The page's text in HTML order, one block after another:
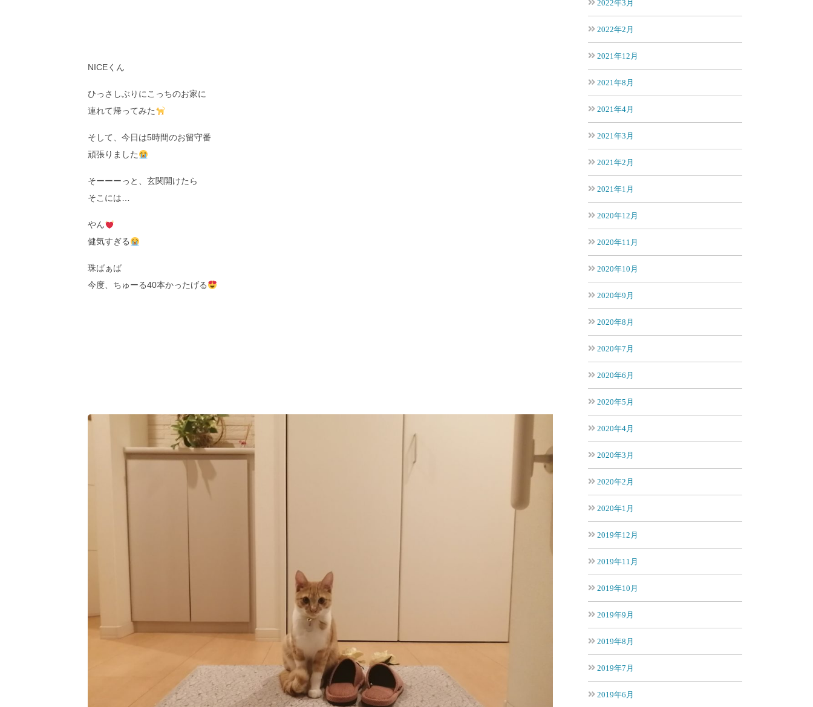
NICEくん
ひっさしぶりにこっちのお家に
連れて帰ってみた
そして、今日は5時間のお留守番
頑張りました
そーーーっと、玄関開けたら
そこには…
やん
健気すぎる
珠ばぁば
今度、ちゅーる40本かったげる
2022年3月
2022年2月
2021年12月
2021年8月
2021年4月
2021年3月
2021年2月
2021年1月
2020年12月
2020年11月
2020年10月
2020年9月
2020年8月
2020年7月
2020年6月
2020年5月
2020年4月
2020年3月
2020年2月
2020年1月
2019年12月
2019年11月
2019年10月
2019年9月
2019年8月
2019年7月
2019年6月